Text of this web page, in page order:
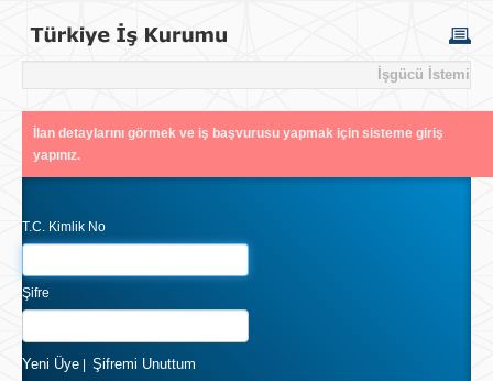
İşgücü İstemi
İlan detaylarını görmek ve iş başvurusu yapmak için sisteme giriş
yapınız.
T.C. Kimlik No
Şifre
Yeni Üye Şifremi Unuttum